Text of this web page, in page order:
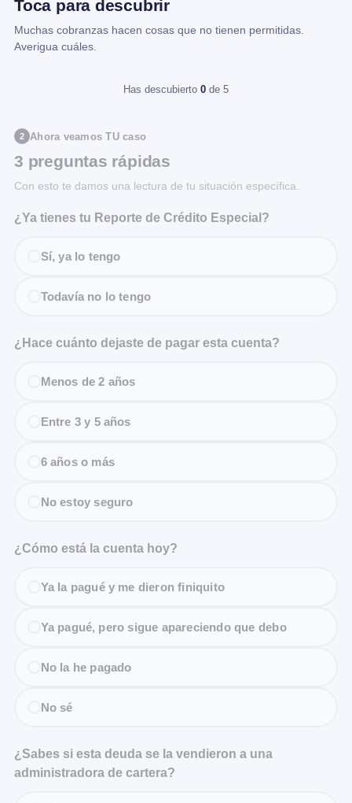
Toca para descubrir
Muchas cobranzas hacen cosas que no tienen permitidas.
Averigua cuáles.
Has descubierto 0 de 5
2 Ahora veamos TU caso
3 preguntas rápidas
Con esto te damos una lectura de tu situación específica.
¿Ya tienes tu Reporte de Crédito Especial?
Sí, ya lo tengo
Todavía no lo tengo
¿Hace cuánto dejaste de pagar esta cuenta?
Menos de 2 años
Entre 3 y 5 años
6 años o más
No estoy seguro
¿Cómo está la cuenta hoy?
Ya la pagué y me dieron finiquito
Ya pagué, pero sigue apareciendo que debo
No la he pagado
No sé
¿Sabes si esta deuda se la vendieron a una
administradora de cartera?